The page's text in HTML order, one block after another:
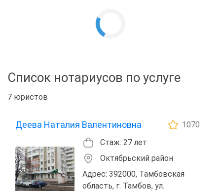
Список нотариусов по услуге
7 юристов
Деева Наталия Валентиновна
1070
Стаж: 27 лет
Октябрьский район
Адрес: 392000, Тамбовская
область, г. Тамбов, ул.